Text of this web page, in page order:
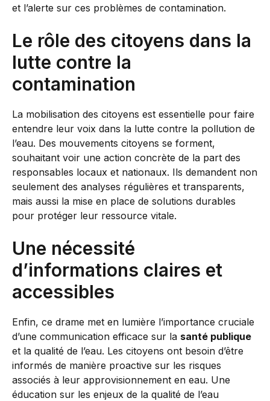
et l’alerte sur ces problèmes de contamination.
Le rôle des citoyens dans la
lutte contre la
contamination
La mobilisation des citoyens est essentielle pour faire
entendre leur voix dans la lutte contre la pollution de
l’eau. Des mouvements citoyens se forment,
souhaitant voir une action concrète de la part des
responsables locaux et nationaux. Ils demandent non
seulement des analyses régulières et transparents,
mais aussi la mise en place de solutions durables
pour protéger leur ressource vitale.
Une nécessité
d’informations claires et
accessibles
Enfin, ce drame met en lumière l’importance cruciale
d’une communication efficace sur la santé publique
et la qualité de l’eau. Les citoyens ont besoin d’être
informés de manière proactive sur les risques
associés à leur approvisionnement en eau. Une
éducation sur les enjeux de la qualité de l’eau